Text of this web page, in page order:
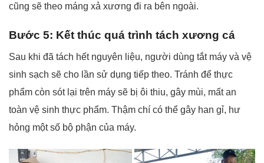
cũng sẽ theo máng xả xương đi ra bên ngoài.
Bước 5: Kết thúc quá trình tách xương cá
Sau khi đã tách hết nguyên liệu, người dùng tắt máy và vệ
sinh sạch sẽ cho lần sử dụng tiếp theo. Tránh để thực
phẩm còn sót lại trên máy sẽ bị ôi thiu, gây mùi, mất an
toàn vệ sinh thực phẩm. Thậm chí có thể gây han gỉ, hư
hỏng một số bộ phận của máy.